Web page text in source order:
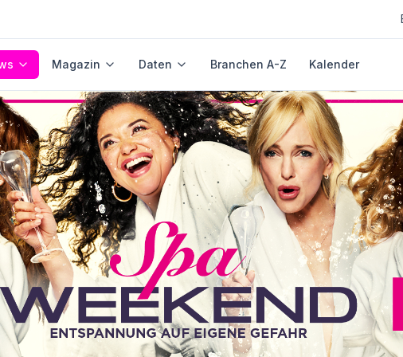
Magazin Daten Branchen A-Z Kalender